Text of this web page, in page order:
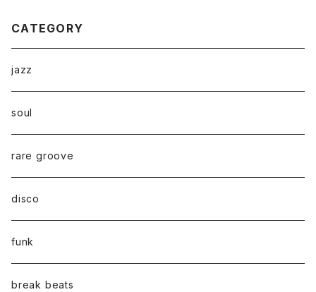
CATEGORY
jazz
soul
rare groove
disco
funk
break beats